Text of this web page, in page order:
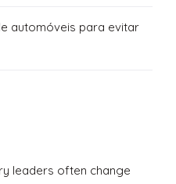
automóveis para evitar
leaders often change